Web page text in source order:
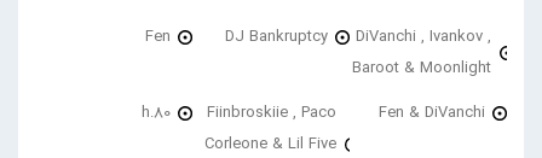
DiVanchi , Ivankov ,
Baroot & Moonlight
DJ Bankruptcy
Fen
Fen & DiVanchi
Fiinbroskiie , Paco
Corleone & Lil Five
h.80